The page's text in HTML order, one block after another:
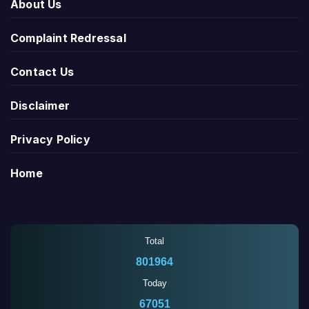
About Us
Complaint Redressal
Contact Us
Disclaimer
Privacy Policy
Home
Total
801964
Today
67051